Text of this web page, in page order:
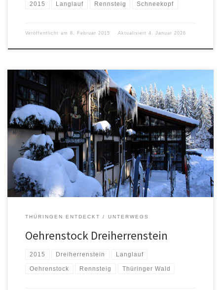
2015 Langlauf Rennsteig Schneekopf
Veröffentlicht am 8. Februar 2015 Aktualisiert 4. Januar 2026
THÜRINGEN ENTDECKT UNTERWEGS
Oehrenstock Dreiherrenstein
2015 Dreiherrenstein Langlauf
Oehrenstock Rennsteig Thüringer Wald